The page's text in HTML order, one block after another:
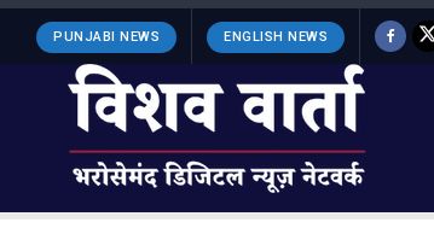
PUNJABI NEWS ENGLISH NEWS